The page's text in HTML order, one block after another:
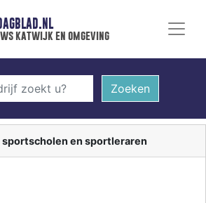
katwijk en omgeving
Zoeken
sportscholen en sportleraren